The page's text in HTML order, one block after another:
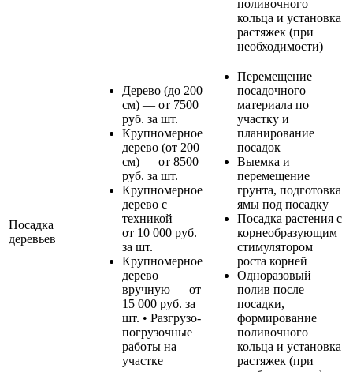
поливочного
кольца и установка
растяжек (при
необходимости)
Посадка
деревьев
Дерево (до 200
см) — от 7500
руб. за шт.
Крупномерное
дерево (от 200
см) — от 8500
руб. за шт.
Крупномерное
дерево с
техникой —
от 10 000 руб.
за шт.
Крупномерное
дерево
вручную — от
15 000 руб. за
шт. • Разгрузо-
погрузочные
работы на
участке
Перемещение
посадочного
материала по
участку и
планирование
посадок
Выемка и
перемещение
грунта, подготовка
ямы под посадку
Посадка растения с
корнеобразующим
стимулятором
роста корней
Одноразовый
полив после
посадки,
формирование
поливочного
кольца и установка
растяжек (при